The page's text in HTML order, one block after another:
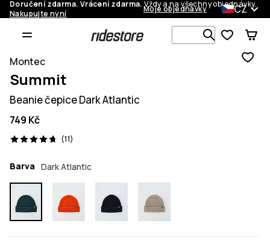
Doručení zdarma. Vrácení zdarma.Vždy a na všechny objednávky.
Nakupujte nyní
Moje objednávky CZ
Vyhledávej
Montec
Summit
Beanie čepice Dark Atlantic
749 Kč
(11)
11 recenze, 4.7/5
Barva Dark Atlantic